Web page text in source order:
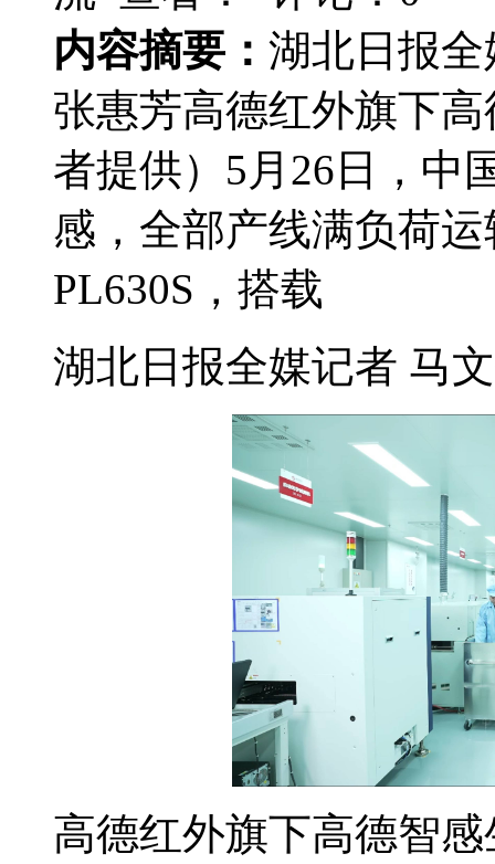
内容摘要： 湖北日报
张惠芳高德红外旗下
者提供）5月26日，中
感，全部产线满负荷
PL630S，搭载
湖北日报全媒记者 马
高德红外旗下高德智